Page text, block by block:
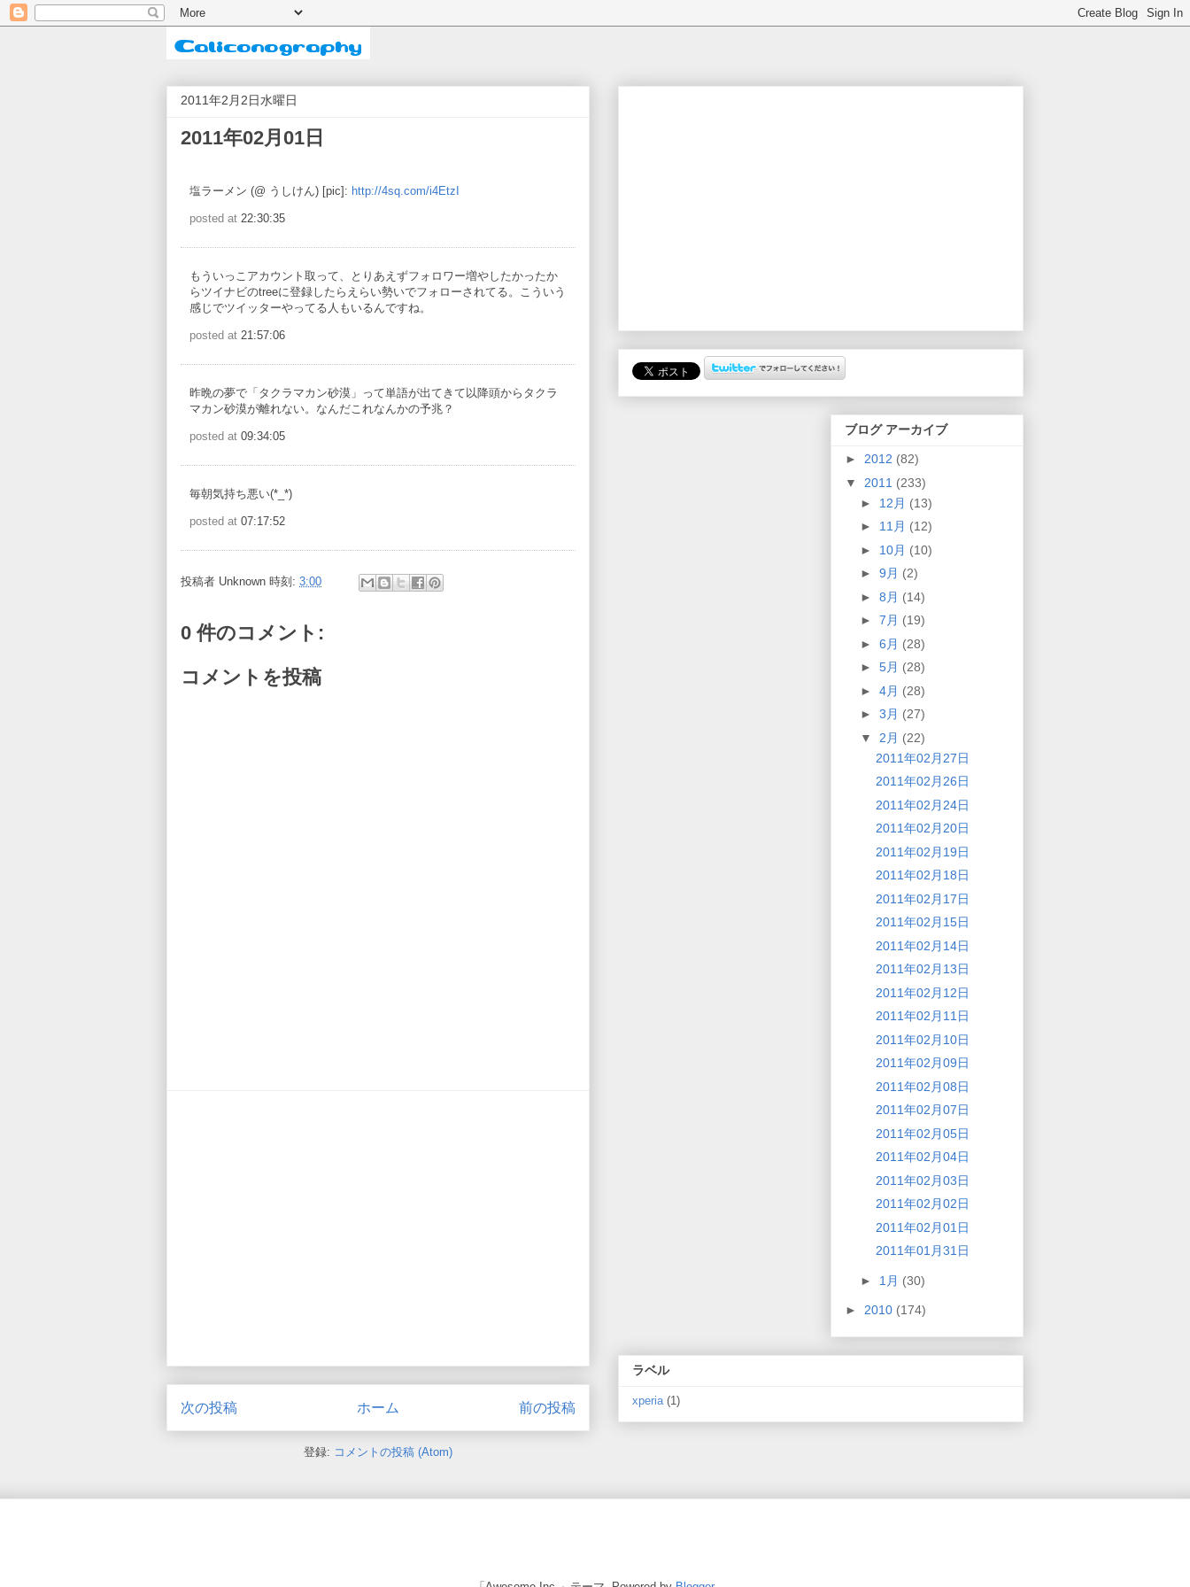
2011年2月2日水曜日
2011年02月01日
塩ラーメン (@ うしけん) [pic]: http://4sq.com/i4EtzI
posted at 22:30:35
もういっこアカウント取って、とりあえずフォロワー増やしたかったか
らツイナビのtreeに登録したらえらい勢いでフォローされてる。こういう
感じでツイッターやってる人もいるんですね。
posted at 21:57:06
昨晩の夢で「タクラマカン砂漠」って単語が出てきて以降頭からタクラ
マカン砂漠が離れない。なんだこれなんかの予兆？
posted at 09:34:05
毎朝気持ち悪い(*_*)
posted at 07:17:52
投稿者 Unknown 時刻: 3:00
0 件のコメント:
コメントを投稿
次の投稿 前の投稿
ホーム
登録: コメントの投稿 (Atom)
ブログ アーカイブ
► 2012 (82)
▼ 2011 (233)
► 12月 (13)
► 11月 (12)
► 10月 (10)
► 9月 (2)
► 8月 (14)
► 7月 (19)
► 6月 (28)
► 5月 (28)
► 4月 (28)
► 3月 (27)
▼ 2月 (22)
2011年02月27日
2011年02月26日
2011年02月24日
2011年02月20日
2011年02月19日
2011年02月18日
2011年02月17日
2011年02月15日
2011年02月14日
2011年02月13日
2011年02月12日
2011年02月11日
2011年02月10日
2011年02月09日
2011年02月08日
2011年02月07日
2011年02月05日
2011年02月04日
2011年02月03日
2011年02月02日
2011年02月01日
2011年01月31日
► 1月 (30)
► 2010 (174)
ラベル
xperia (1)